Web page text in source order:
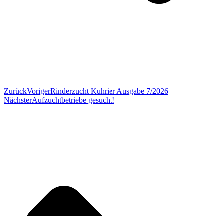
ZurückVorigerRinderzucht Kuhrier Ausgabe 7/2026
NächsterAufzuchtbetriebe gesucht!